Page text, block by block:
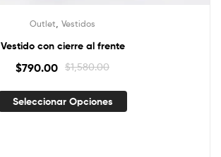
Outlet Vestidos
Vestido con cierre al frente
$1,580.00
$790.00
Seleccionar Opciones